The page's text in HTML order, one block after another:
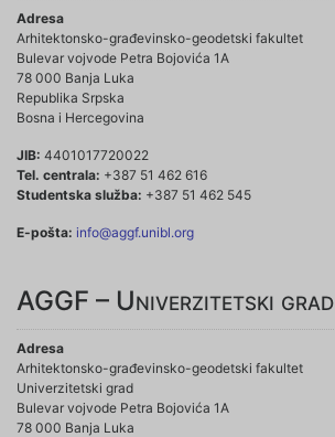
Adresa
Arhitektonsko-građevinsko-geodetski fakultet
Bulevar vojvode Petra Bojovića 1A
78 000 Banja Luka
Republika Srpska
Bosna i Hercegovina
JIB: 4401017720022
Tel. centrala: +387 51 462 616
Studentska služba: +387 51 462 545
E-pošta: info@aggf.unibl.org
AGGF – Univerzitetski grad
Adresa
Arhitektonsko-građevinsko-geodetski fakultet
Univerzitetski grad
Bulevar vojvode Petra Bojovića 1A
78 000 Banja Luka